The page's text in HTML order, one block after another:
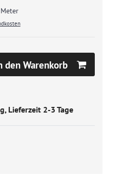
den Warenkorb
Lieferzeit 2-3 Tage